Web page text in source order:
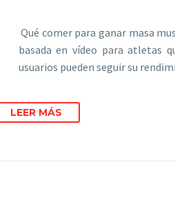
Qué comer para ganar masa
basada en vídeo para atletas
usuarios pueden seguir su
LEER MÁS